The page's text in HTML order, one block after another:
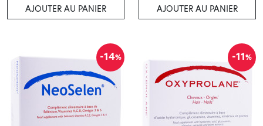
AJOUTER AU PANIER AJOUTER AU PANIER
-14% -11%